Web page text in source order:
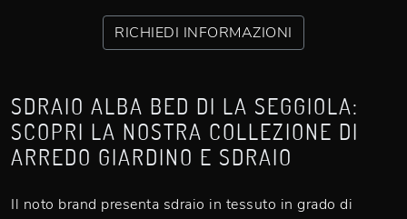
RICHIEDI INFORMAZIONI
SDRAIO ALBA BED DI LA SEGGIOLA:
SCOPRI LA NOSTRA COLLEZIONE DI
ARREDO GIARDINO E SDRAIO
Il noto brand presenta sdraio in tessuto in grado di